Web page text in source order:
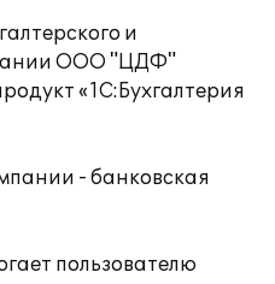
и
ООО "ЦДФ"
«1C:Бухгалтерия
- банковская
пользователю